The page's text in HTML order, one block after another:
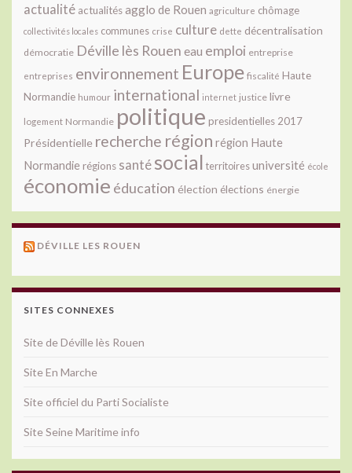
actualité actualitésagglo de Rouen agriculture chômage
collectivités locales communes crise culture dette décentralisation
démocratie Déville lès Rouen eau emploi entreprise
entreprises environnement Europe fiscalité Haute
Normandie humour international internet justice livre
logement Normandie politique presidentielles 2017
Présidentielle recherche région région Haute
Normandie régions santésocial territoiresuniversité école
économie éducation élection élections énergie
DÉVILLE LES ROUEN
SITES CONNEXES
Site de Déville lès Rouen
Site En Marche
Site officiel du Parti Socialiste
Site Seine Maritime info